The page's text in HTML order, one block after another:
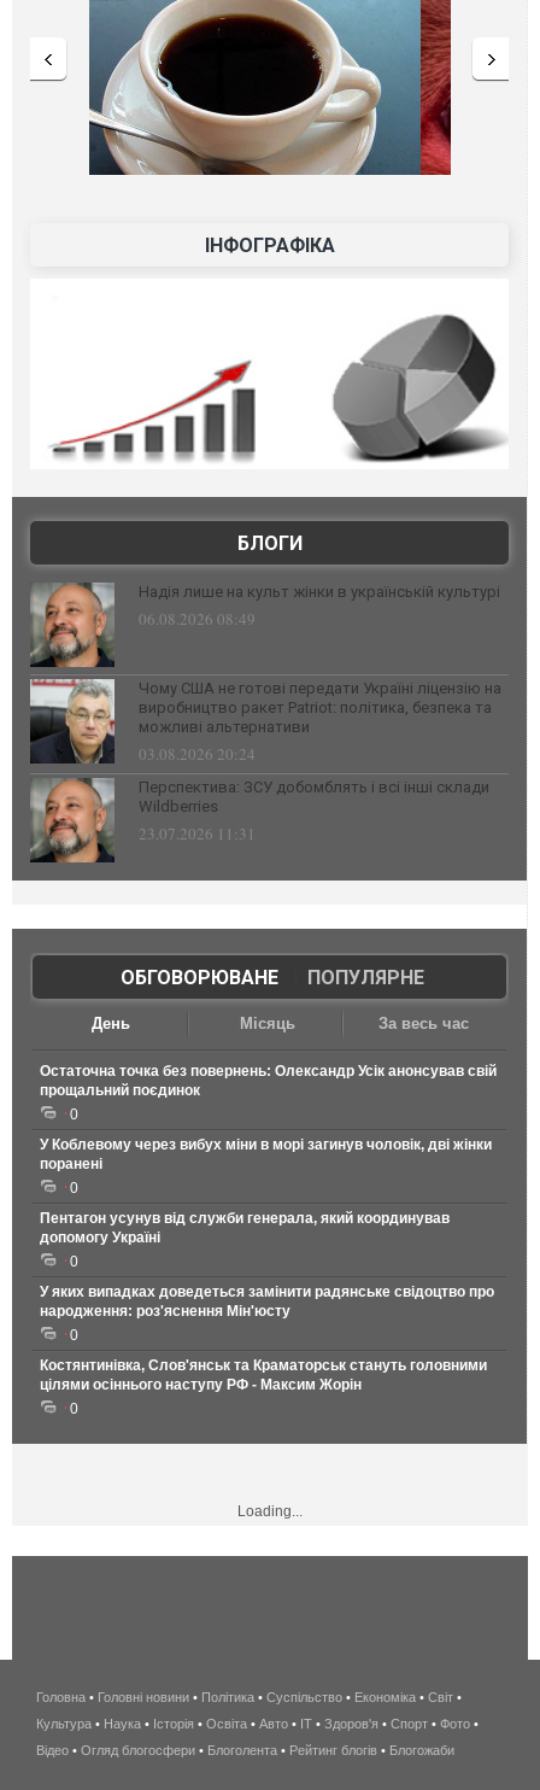
ІНФОГРАФІКА
БЛОГИ
Надія лише на культ жінки в українській культурі
06.08.2026 08:49
Чому США не готові передати Україні ліцензію на
виробництво ракет Patriot: політика, безпека та
можливі альтернативи
03.08.2026 20:24
Перспектива: ЗСУ добомблять і всі інші склади
Wildberries
23.07.2026 11:31
ОБГОВОРЮВАНЕ| ПОПУЛЯРНЕ
День Місяць За весь час
Остаточна точка без повернень: Олександр Усік анонсував свій
прощальний поєдинок
0
У Коблевому через вибух міни в морі загинув чоловік, дві жінки
поранені
0
Пентагон усунув від служби генерала, який координував
допомогу Україні
0
У яких випадках доведеться замінити радянське свідоцтво про
народження: роз'яснення Мін'юсту
0
Костянтинівка, Слов'янськ та Краматорськ стануть головними
цілями осіннього наступу РФ - Максим Жорін
0
Loading...
беспроводной
интернет
киев
Головна • Головні новини • Політика • Суспільство • Економіка • Світ •
Культура • Наука • Історія • Освіта • Авто • IT • Здоров'я • Спорт • Фото •
Відео • Огляд блогосфери • Блоголента • Рейтинг блогів • Блогожаби